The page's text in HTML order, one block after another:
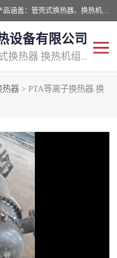
公司主营换热器.换热设备、供水设备，核心产品涵盖：管壳式换热器、换热机组、不锈钢组合式水箱、水处理设备等，提供非标设备集生产、销售、安装一体化服务，可满足全国酒店、学校、医院、商业综合体、工业项目等多场景换热与供水需求。
设备有限公司
主营产品：换热器 板式换热器 换热机组 供水设备 水处理设备
热器 > PTA等离子换热器.换
式换热设备
压补水装置
处理器设备
炉辅机设备